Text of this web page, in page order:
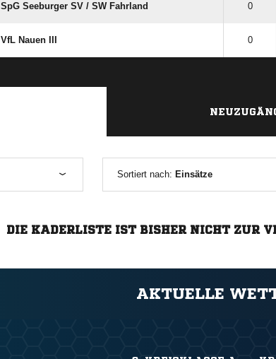
SpG Seeburger SV /​ SW Fahrland 0
VfL Nauen III 0
Sortiert nach: Einsätze
DIE KADERLISTE IST BISHER NICHT ZUR
AKTUELLE